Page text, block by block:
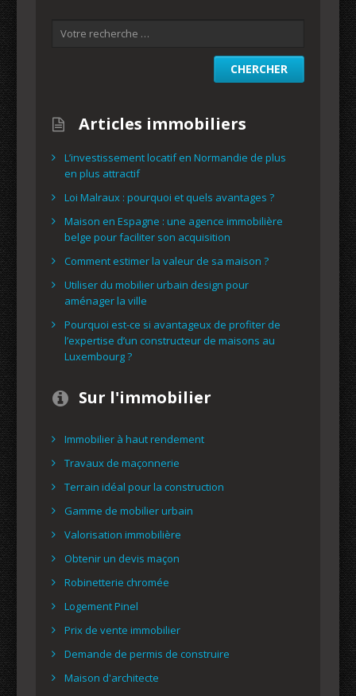
Articles immobiliers
L’investissement locatif en Normandie de plus
en plus attractif
Loi Malraux : pourquoi et quels avantages ?
Maison en Espagne : une agence immobilière
belge pour faciliter son acquisition
Comment estimer la valeur de sa maison ?
Utiliser du mobilier urbain design pour
aménager la ville
Pourquoi est-ce si avantageux de profiter de
l’expertise d’un constructeur de maisons au
Luxembourg ?
Sur l'immobilier
Immobilier à haut rendement
Travaux de maçonnerie
Terrain idéal pour la construction
Gamme de mobilier urbain
Valorisation immobilière
Obtenir un devis maçon
Robinetterie chromée
Logement Pinel
Prix de vente immobilier
Demande de permis de construire
Maison d'architecte